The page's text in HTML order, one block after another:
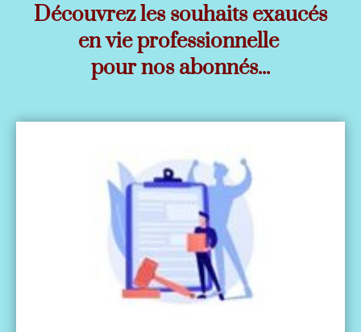
Découvrez les souhaits exaucés
en vie professionnelle
pour nos abonnés...